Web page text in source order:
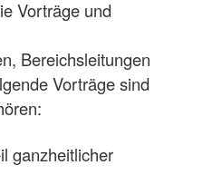
Vorträge und
Bereichsleitungen
Vorträge sind
ganzheitlicher